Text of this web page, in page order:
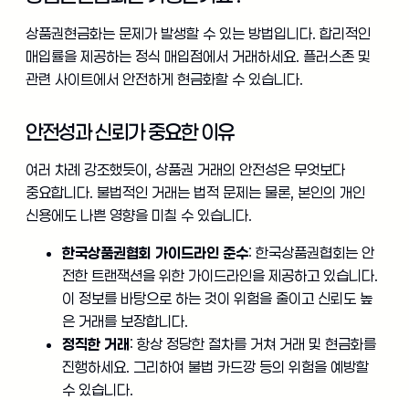
상품권현금화는 문제가 발생할 수 있는 방법입니다. 합리적인
매입률을 제공하는 정식 매입점에서 거래하세요. 플러스존 및
관련 사이트에서 안전하게 현금화할 수 있습니다.
안전성과 신뢰가 중요한 이유
여러 차례 강조했듯이, 상품권 거래의 안전성은 무엇보다
중요합니다. 불법적인 거래는 법적 문제는 물론, 본인의 개인
신용에도 나쁜 영향을 미칠 수 있습니다.
한국상품권협회 가이드라인 준수: 한국상품권협회는 안
전한 트랜잭션을 위한 가이드라인을 제공하고 있습니다.
이 정보를 바탕으로 하는 것이 위험을 줄이고 신뢰도 높
은 거래를 보장합니다.
정직한 거래: 항상 정당한 절차를 거쳐 거래 및 현금화를
진행하세요. 그리하여 불법 카드깡 등의 위험을 예방할
수 있습니다.